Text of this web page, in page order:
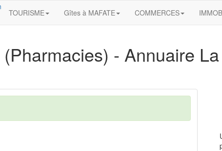
TOURISME Gîtes à MAFATE COMMERCES
(Pharmacies) - Annuaire